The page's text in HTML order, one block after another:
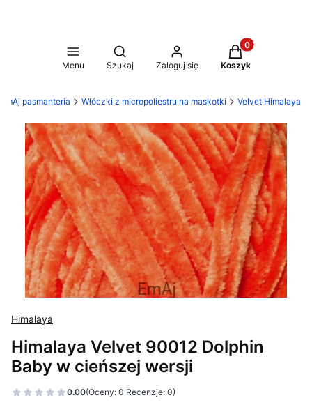
Menu
Otwórz wyszukiwarkę
Szukaj Zaloguj się
Produkty w
Koszyk
EmAj pasmanteria Włóczki z micropoliestru na maskotki Velvet Himalaya
Himalaya
Himalaya Velvet 90012 Dolphin
Baby w cieńszej wersji
0.00(Oceny: 0 Recenzje: 0)